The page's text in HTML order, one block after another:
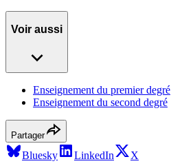
Voir aussi
Enseignement du premier degré
Enseignement du second degré
Partager
Bluesky LinkedIn X